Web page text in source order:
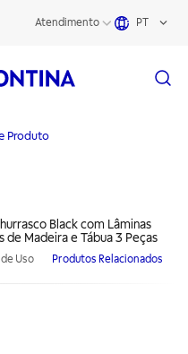
Atendimento PT
Produto
Black com Lâminas
de Madeira e Tábua 3 Peças
Uso Produtos Relacionados